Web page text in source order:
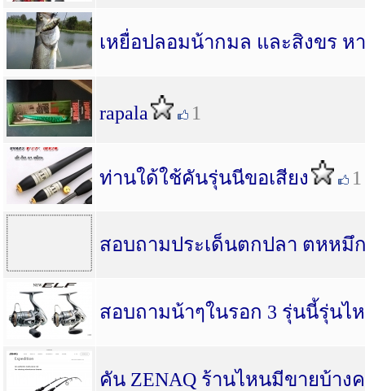
เหยื่อปลอมน้ากมล และสิงขร ห
rapala 1
ท่านใด้ใช้คันรุ่นนีขอเสียง 1
สอบถามประเด็นตกปลา ตหหมึ
สอบถามน้าๆในรอก 3 รุ่นนี้รุ่นไ
คัน ZENAQ ร้านไหนมีขายบ้าง